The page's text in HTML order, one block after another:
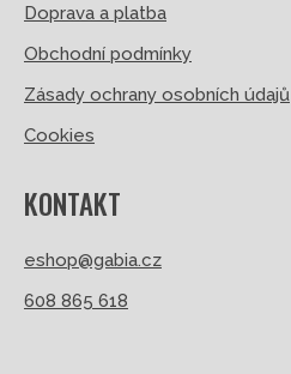
Doprava a platba
Obchodní podmínky
Zásady ochrany osobních údajů
Cookies
KONTAKT
eshop@gabia.cz
608 865 618